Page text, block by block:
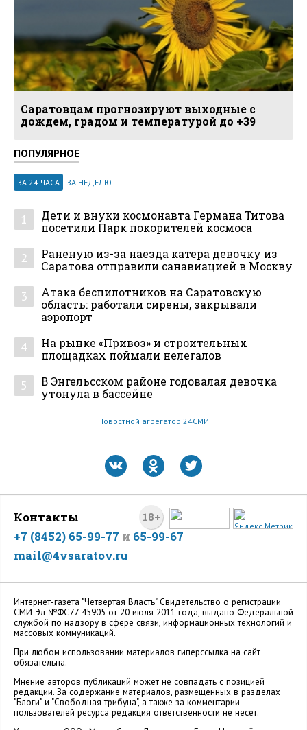
Саратовцам прогнозируют выходные с
дождем, градом и температурой до +39
ПОПУЛЯРНОЕ
ЗА 24 ЧАСА ЗА НЕДЕЛЮ
1
Дети и внуки космонавта Германа Титова
посетили Парк покорителей космоса
2
Раненую из-за наезда катера девочку из
Саратова отправили санавиацией в Москву
3
Атака беспилотников на Саратовскую
область: работали сирены, закрывали
аэропорт
4
На рынке «Привоз» и строительных
площадках поймали нелегалов
5
В Энгельсском районе годовалая девочка
утонула в бассейне
Новостной агрегатор 24СМИ
18+
Контакты
+7 (8452) 65-99-77 и 65-99-67
mail@4vsaratov.ru
Интернет-газета "Четвертая Власть" Cвидетельство о регистрации
СМИ Эл №ФС77-45905 от 20 июля 2011 года, выдано Федеральной
службой по надзору в сфере связи, информационных технологий и
массовых коммуникаций.
При любом использовании материалов гиперссылка на сайт
обязательна.
Мнение авторов публикаций может не совпадать с позицией
редакции. За содержание материалов, размещенных в разделах
"Блоги" и "Свободная трибуна", а также за комментарии
пользователей ресурса редакция ответственности не несет.